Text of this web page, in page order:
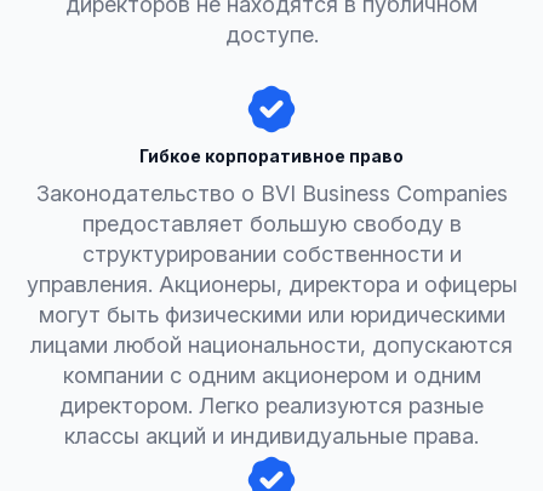
доступе.
Гибкое корпоративное право
Законодательство о BVI Business Companies
предоставляет большую свободу в
структурировании собственности и
управления. Акционеры, директора и офицеры
могут быть физическими или юридическими
лицами любой национальности, допускаются
компании с одним акционером и одним
директором. Легко реализуются разные
классы акций и индивидуальные права.